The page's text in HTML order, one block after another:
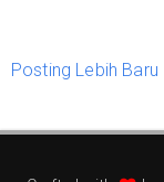
Posting Lebih Baru